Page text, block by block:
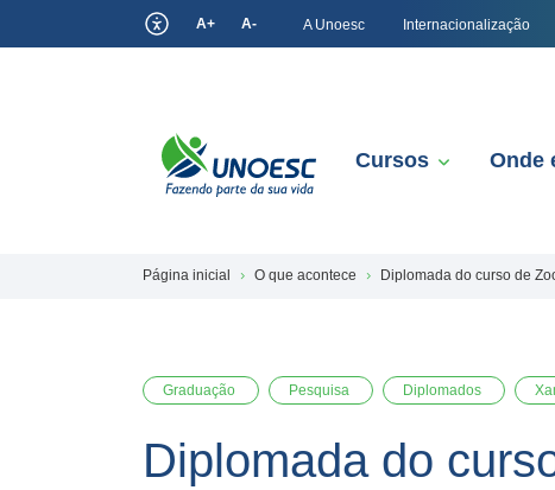
A+ A- A Unoesc Internacionalização
Cursos Onde
Página inicial O que acontece Diplomada do curso de
Graduação Pesquisa Diplomados
Diplomada do